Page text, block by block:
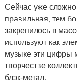
Сейчас уже сложно
правильная, тем
закрепилось в
используют как
музыке эти цифры
творчестве
блэк-метал.